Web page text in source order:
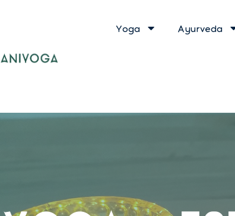
Yoga Ayurveda